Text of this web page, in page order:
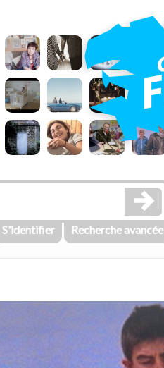
S'identifier Recherche avancée